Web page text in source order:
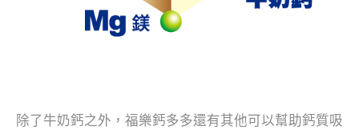
除了牛奶鈣之外，福樂鈣多多還有其他可以幫助鈣質吸